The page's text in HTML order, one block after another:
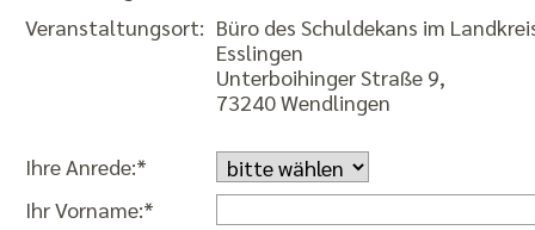
Veranstaltungsort: Büro des Schuldekans im
Esslingen
Unterboihinger Straße 9,
73240 Wendlingen
Ihre Anrede:*
Ihr Vorname:*